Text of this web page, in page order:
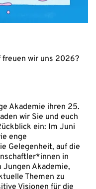
freuen wir uns 2026?
Akademie ihren 25.
wir Sie und euch
ein: Im Juni
enge
Gelegenheit, auf die
in
Akademie,
Themen zu